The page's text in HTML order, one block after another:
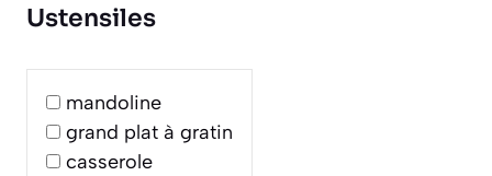
Ustensiles
mandoline
grand plat à gratin
casserole